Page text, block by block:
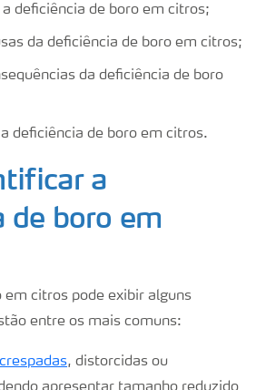
deficiência de boro em citros;
da deficiência de boro em citros;
da deficiência de boro
deficiência de boro em citros.
a
de boro em
em citros pode exibir alguns
entre os mais comuns:
, distorcidas ou